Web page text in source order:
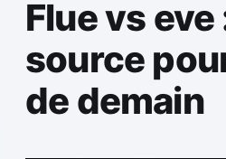
Flue vs
source
de demain